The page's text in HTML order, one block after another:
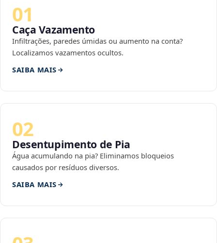
01
Caça Vazamento
Infiltrações, paredes úmidas ou aumento na conta?
Localizamos vazamentos ocultos.
SAIBA MAIS
02
Desentupimento de Pia
Água acumulando na pia? Eliminamos bloqueios
causados por resíduos diversos.
SAIBA MAIS